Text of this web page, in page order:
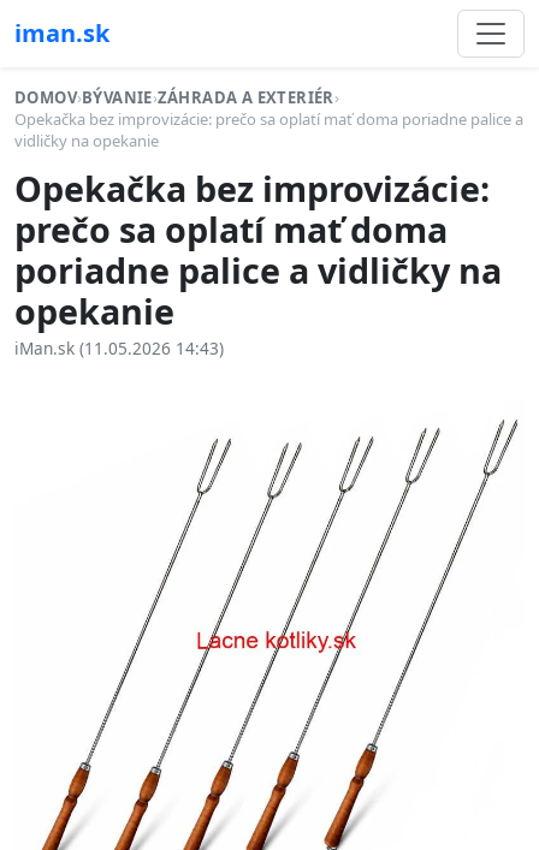
iman.sk
DOMOV›BÝVANIE›ZÁHRADA A EXTERIÉR›
Opekačka bez improvizácie: prečo sa oplatí mať doma poriadne palice a
vidličky na opekanie
Opekačka bez improvizácie:
prečo sa oplatí mať doma
poriadne palice a vidličky na
opekanie
iMan.sk (11.05.2026 14:43)